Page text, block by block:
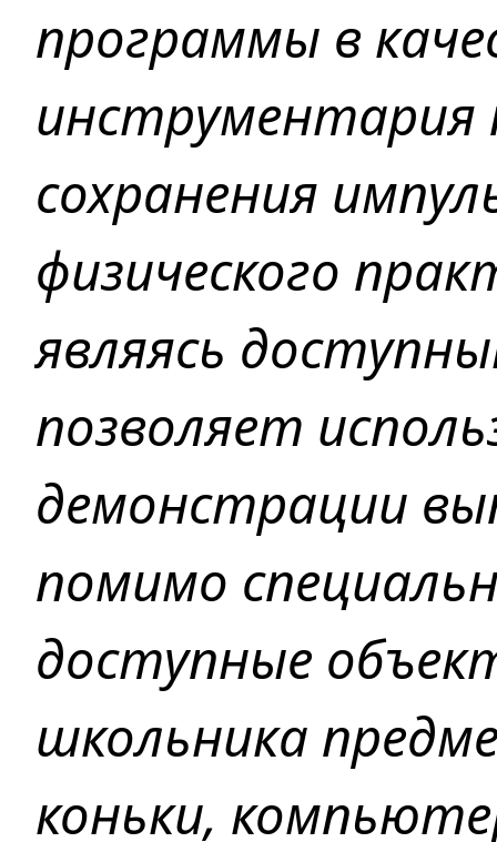
программы в
инструментария
сохранения
физического
являясь
позволяет
демонстрации
помимо
доступные
школьника
коньки,